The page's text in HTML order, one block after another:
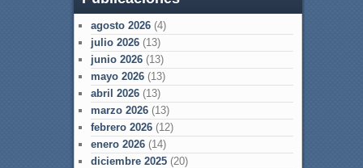
agosto 2026(4)
julio 2026(13)
junio 2026(13)
mayo 2026(13)
abril 2026(13)
marzo 2026(13)
febrero 2026(12)
enero 2026(14)
diciembre 2025(20)